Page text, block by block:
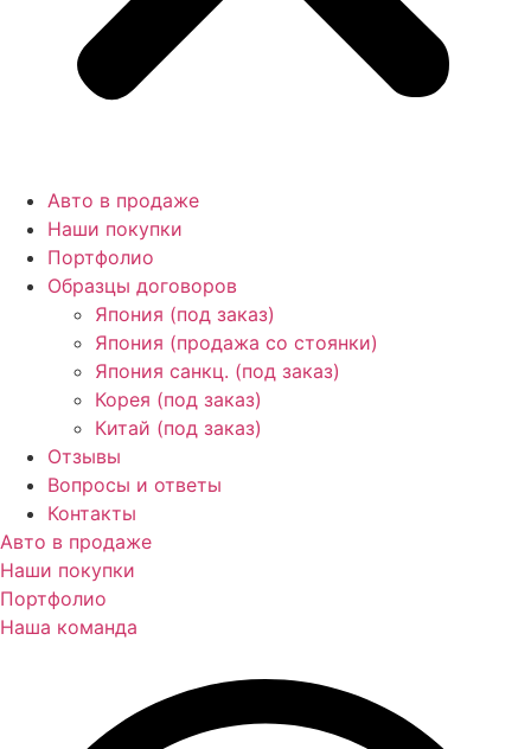
Авто в продаже
Наши покупки
Портфолио
Образцы договоров
Япония (под заказ)
Япония (продажа со стоянки)
Япония санкц. (под заказ)
Корея (под заказ)
Китай (под заказ)
Отзывы
Вопросы и ответы
Контакты
Авто в продаже
Наши покупки
Портфолио
Наша команда